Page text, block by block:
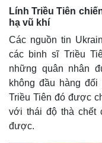
Lính Triều Tiên
hạ vũ khí
Các nguồn tin
các binh sĩ Triều
những quân nhân
không đầu hàng
Triều Tiên đó được
với thái độ thà chết
được.